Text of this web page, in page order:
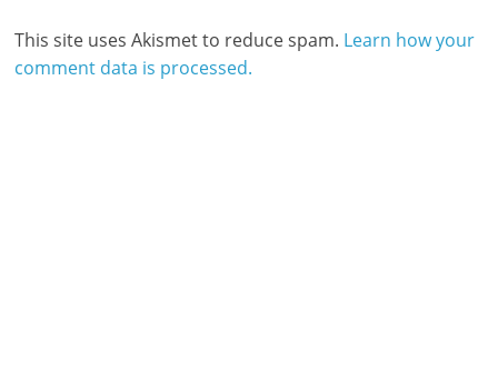
This site uses Akismet to reduce spam. Learn how your
comment data is processed.